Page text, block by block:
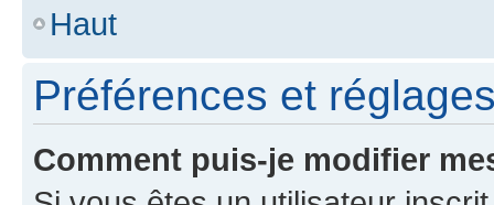
Haut
Préférences et
Comment puis-je modifier